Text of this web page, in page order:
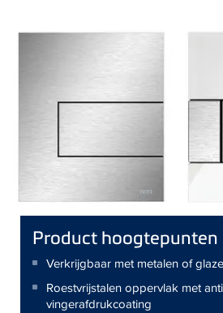
Product hoogtepunten
Verkrijgbaar met metalen of
Roestvrijstalen oppervlak met
vingerafdrukcoating